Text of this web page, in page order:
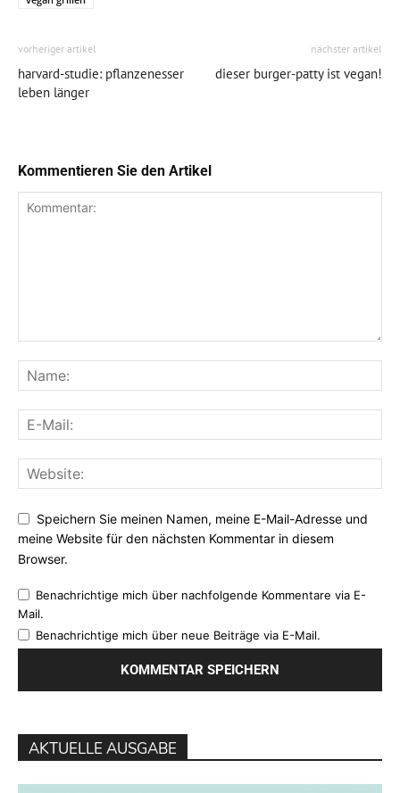
vorheriger artikel
harvard-studie: pflanzenesser
leben länger
nächster artikel
dieser burger-patty ist vegan!
Kommentieren Sie den Artikel
Speichern Sie meinen Namen, meine E-Mail-Adresse und
meine Website für den nächsten Kommentar in diesem
Browser.
Benachrichtige mich über nachfolgende Kommentare via E-
Mail.
Benachrichtige mich über neue Beiträge via E-Mail.
AKTUELLE AUSGABE